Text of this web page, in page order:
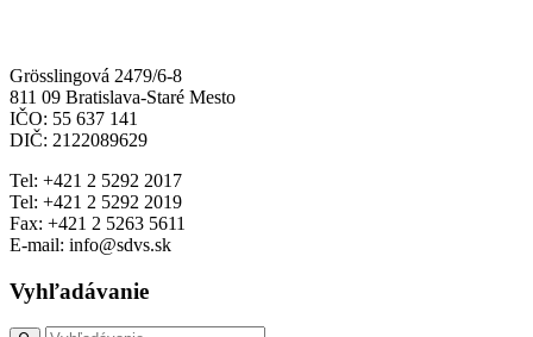
Grösslingová 2479/6-8
811 09 Bratislava-Staré Mesto
IČO: 55 637 141
DIČ: 2122089629
Tel: +421 2 5292 2017
Tel: +421 2 5292 2019
Fax: +421 2 5263 5611
E-mail: info@sdvs.sk
Vyhľadávanie